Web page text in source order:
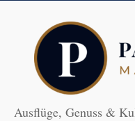
Ausflüge, Genuss &